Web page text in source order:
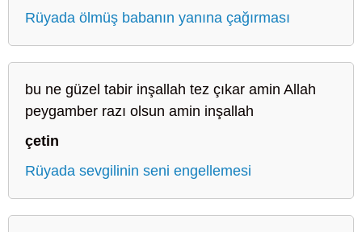
Rüyada ölmüş babanın yanına çağırması
bu ne güzel tabir inşallah tez çıkar amin Allah
peygamber razı olsun amin inşallah
çetin
Rüyada sevgilinin seni engellemesi